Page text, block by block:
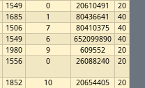
1549 0 20610491
20
1685 1 80436641
40
1506 7 80410375
40
1549 6 652099890
40
1980 9 609552
20
1556 0 26088240 20
1852 10 20654405 20